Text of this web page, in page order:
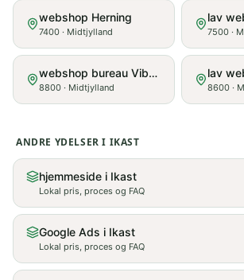
webshop Herning
7400 · Midtjylland 7500 ·
webshop bureau Viborg
8800 · Midtjylland 8600 ·
ANDRE YDELSER I IKAST
hjemmeside i Ikast
Lokal pris, proces og FAQ
Google Ads i Ikast
Lokal pris, proces og FAQ